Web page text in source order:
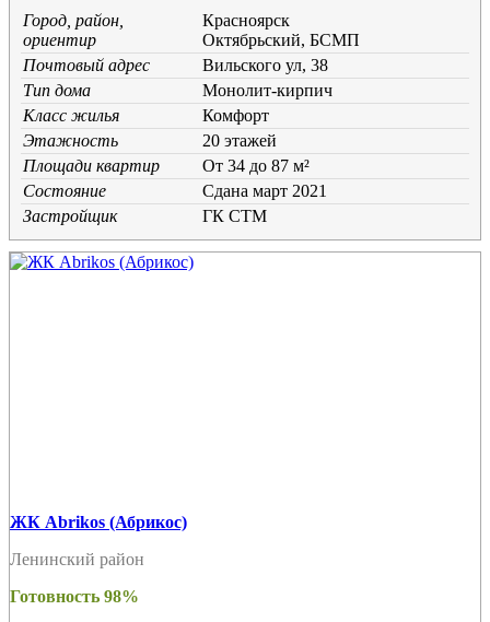
Город, район,
ориентир
Красноярск
Октябрьский, БСМП
Почтовый адрес
Вильского ул, 38
Тип дома
Монолит-кирпич
Класс жилья
Комфорт
Этажность
20 этажей
Площади квартир
От 34 до 87 м²
Состояние
Cдана март 2021
Застройщик
ГК СТМ
ЖК Abrikos (Абрикос)
Ленинский район
Готовность 98%